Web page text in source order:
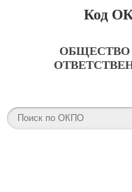
Код
ОБЩЕСТВО